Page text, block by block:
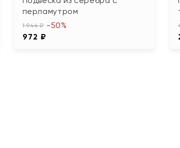
перламутром
1 944 ₽
972 ₽
-50%